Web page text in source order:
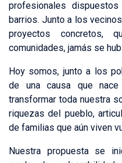
profesionales
barrios. Junto a los
proyectos
comunidades, jamás se
Hoy somos, junto a los
de una causa que
transformar toda nuestra
riquezas del pueblo,
de familias que aún viven
Nuestra propuesta se